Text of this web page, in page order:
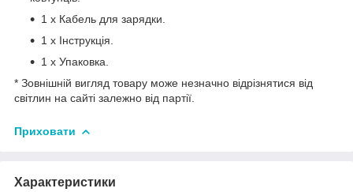
1 х Кабель для зарядки.
1 х Інструкція.
1 х Упаковка.
* Зовнішній вигляд товару може незначно відрізнятися від
світлин на сайті залежно від партії.
Приховати
Характеристики